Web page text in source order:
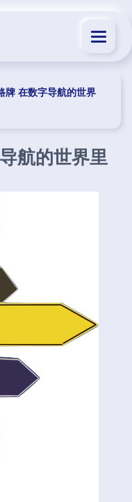
牌 在数字导航的世界
航的世界里